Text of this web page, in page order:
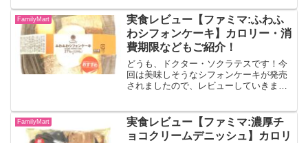
しているココアクッキーとビスケットク
ラムの配合を過去販売商品...
FamilyMart
実食レビュー【ファミマ:ふわふ
わシフォンケーキ】カロリー・消
費期限などもご紹介！
どうも、ドクター・ソクラテスです！今
回は美味しそうなシフォンケーキが発売
されましたので、レビューしていきま
るクリームと食べる、カットしたふわふ
わシフォンケーキです。出典...
FamilyMart
実食レビュー【ファミマ:濃厚チ
ョコクリームデニッシュ】カロリ